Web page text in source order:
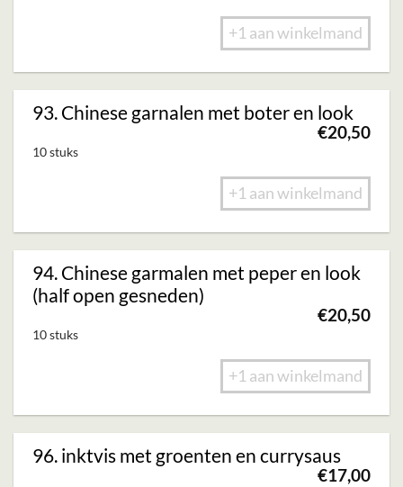
+1 aan winkelmand
93. Chinese garnalen met boter en look
€20,50
10 stuks
+1 aan winkelmand
94. Chinese garmalen met peper en look
(half open gesneden)
€20,50
10 stuks
+1 aan winkelmand
96. inktvis met groenten en currysaus
€17,00